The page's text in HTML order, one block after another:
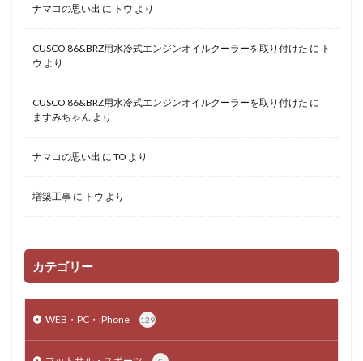
ナマコの思い出 に トウ より
CUSCO 86&BRZ用水冷式エンジンオイルクーラーを取り付けた に ト
ウ より
CUSCO 86&BRZ用水冷式エンジンオイルクーラーを取り付けた に
ますみちゃん より
ナマコの思い出 に TO より
増築工事 に トウ より
カテゴリー
WEB・PC・iPhone 129